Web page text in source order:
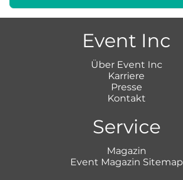
Event Inc
Über Event Inc
Karriere
Presse
Kontakt
Service
Magazin
Event Magazin Sitemap